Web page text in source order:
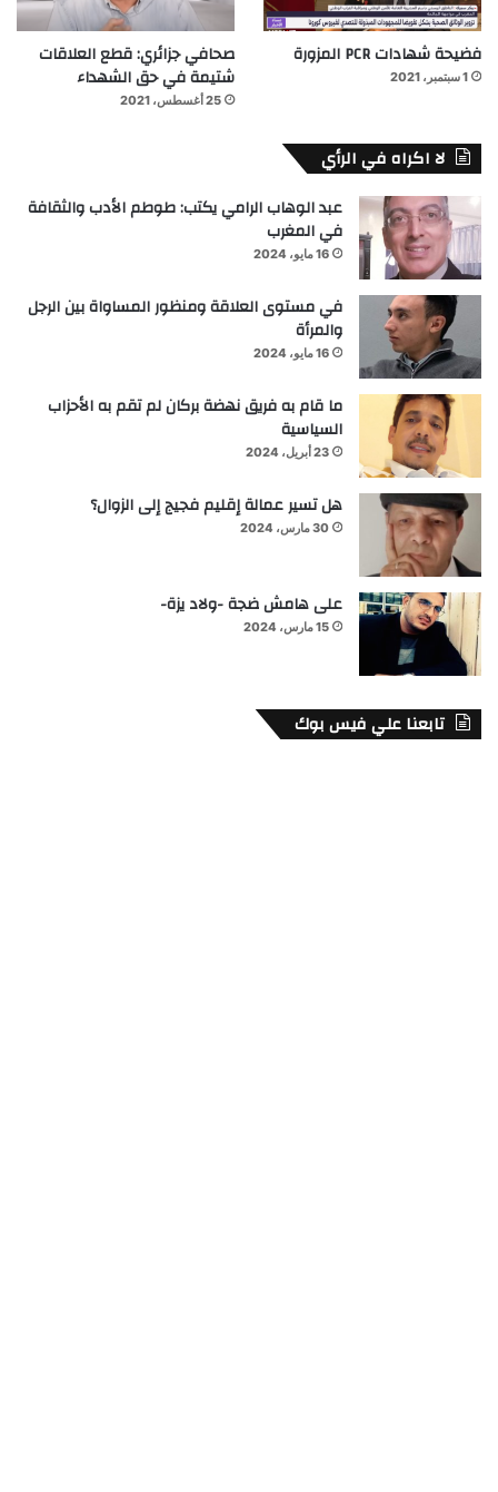
فضيحة شهادات PCR المزورة
1 سبتمبر، 2021
صحافي جزائري: قطع العلاقات
شتيمة في حق الشهداء
25 أغسطس، 2021
لا اكراه في الرأي
عبد الوهاب الرامي يكتب: طوطم الأدب والثقافة
في المغرب
16 مايو، 2024
في مستوى العلاقة ومنظور المساواة بين الرجل
والمرأة
16 مايو، 2024
ما قام به فريق نهضة بركان لم تقم به الأحزاب
السياسية
23 أبريل، 2024
هل تسير عمالة إقليم فجيج إلى الزوال؟
30 مارس، 2024
على هامش ضجة -ولاد يزة-
15 مارس، 2024
تابعنا علي فيس بوك